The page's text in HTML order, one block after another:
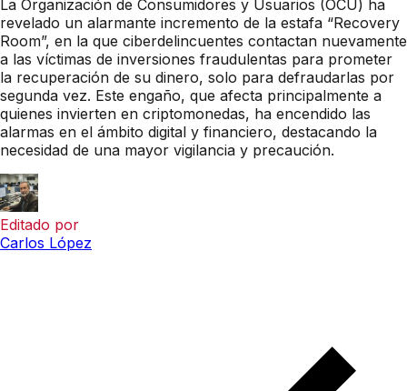
La Organización de Consumidores y Usuarios (OCU) ha
revelado un alarmante incremento de la estafa “Recovery
Room”, en la que ciberdelincuentes contactan nuevamente
a las víctimas de inversiones fraudulentas para prometer
la recuperación de su dinero, solo para defraudarlas por
segunda vez. Este engaño, que afecta principalmente a
quienes invierten en criptomonedas, ha encendido las
alarmas en el ámbito digital y financiero, destacando la
necesidad de una mayor vigilancia y precaución.
Editado por
Carlos López